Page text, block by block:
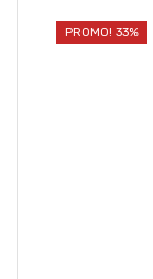
PROMO! 33%